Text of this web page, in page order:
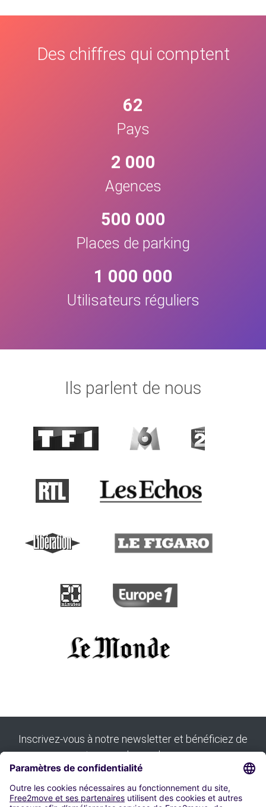
Des chiffres qui comptent
62
Pays
2 000
Agences
500 000
Places de parking
1 000 000
Utilisateurs réguliers
Ils parlent de nous
Inscrivez-vous à notre newsletter et bénéficiez de
tous nos bons plans :